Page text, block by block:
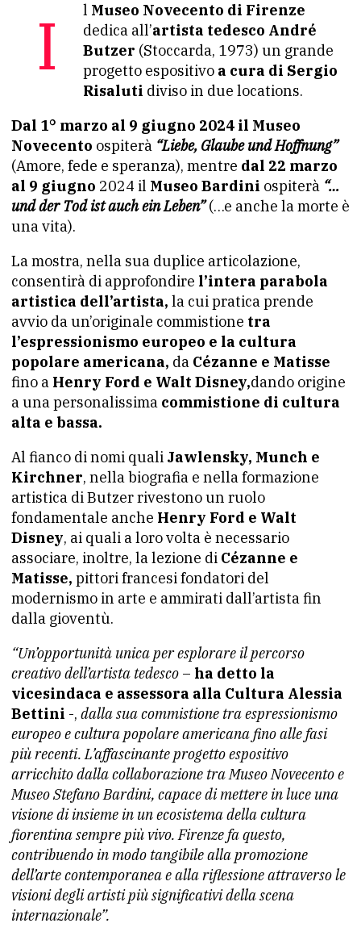
Il Museo Novecento di Firenze
dedica all’artista tedesco André
Butzer (Stoccarda, 1973) un grande
progetto espositivo a cura di Sergio
Risaluti diviso in due locations.
Dal 1° marzo al 9 giugno 2024 il Museo
Novecento ospiterà “Liebe, Glaube und Hoffnung”
(Amore, fede e speranza), mentre dal 22 marzo
al 9 giugno 2024 il Museo Bardini ospiterà “…
und der Tod ist auch ein Leben”(…e anche la morte è
una vita).
La mostra, nella sua duplice articolazione,
consentirà di approfondire l’intera parabola
artistica dell’artista, la cui pratica prende
avvio da un’originale commistione tra
l’espressionismo europeo e la cultura
popolare americana, da Cézanne e Matisse
fino a Henry Ford e Walt Disney,dando origine
a una personalissima commistione di cultura
alta e bassa.
Al fianco di nomi quali Jawlensky, Munch e
Kirchner, nella biografia e nella formazione
artistica di Butzer rivestono un ruolo
fondamentale anche Henry Ford e Walt
Disney, ai quali a loro volta è necessario
associare, inoltre, la lezione di Cézanne e
Matisse, pittori francesi fondatori del
modernismo in arte e ammirati dall’artista fin
dalla gioventù.
“Un’opportunità unica per esplorare il percorso
creativo dell’artista tedesco – ha detto la
vicesindaca e assessora alla Cultura Alessia
Bettini -, dalla sua commistione tra espressionismo
europeo e cultura popolare americana fino alle fasi
più recenti. L’affascinante progetto espositivo
arricchito dalla collaborazione tra Museo Novecento e
Museo Stefano Bardini, capace di mettere in luce una
visione di insieme in un ecosistema della cultura
fiorentina sempre più vivo. Firenze fa questo,
contribuendo in modo tangibile alla promozione
dell’arte contemporanea e alla riflessione attraverso le
visioni degli artisti più significativi della scena
internazionale”.